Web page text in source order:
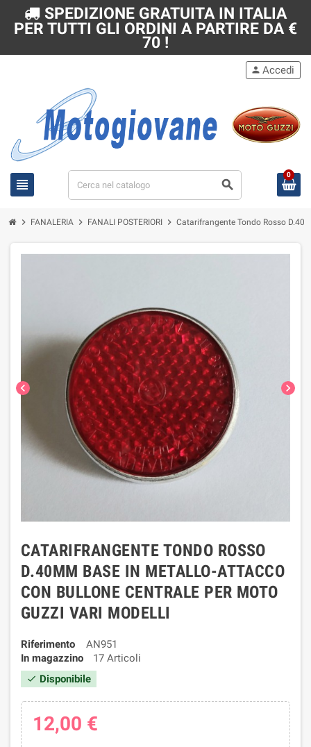
SPEDIZIONE GRATUITA IN ITALIA
PER TUTTI GLI ORDINI A PARTIRE DA €
70 !
view_headline search
person Accedi
0
chevron_right FANALERIA chevron_right FANALI POSTERIORI chevron_right Catarifrangente Tondo Rosso
chevron_left chevron_right
CATARIFRANGENTE TONDO ROSSO
D.40MM BASE IN METALLO-ATTACCO
CON BULLONE CENTRALE PER MOTO
GUZZI VARI MODELLI
Riferimento
AN951
In magazzino
17 Articoli
check Disponibile
12,00 €